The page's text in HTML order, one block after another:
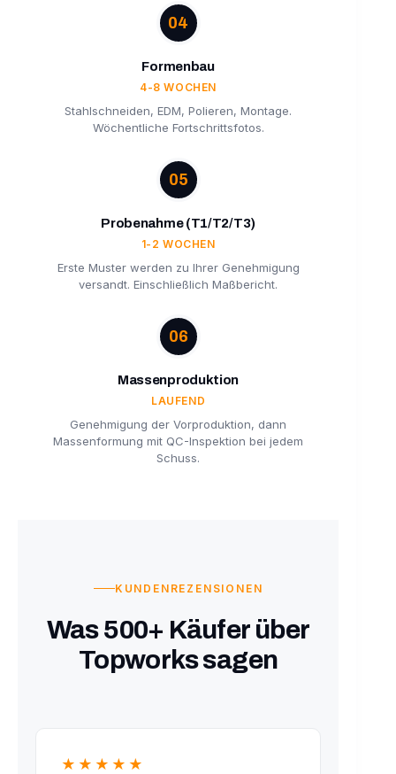
04
Formenbau
4-8 WOCHEN
Stahlschneiden, EDM, Polieren, Montage.
Wöchentliche Fortschrittsfotos.
05
Probenahme (T1/T2/T3)
1-2 WOCHEN
Erste Muster werden zu Ihrer Genehmigung
versandt. Einschließlich Maßbericht.
06
Massenproduktion
LAUFEND
Genehmigung der Vorproduktion, dann
Massenformung mit QC-Inspektion bei jedem
Schuss.
KUNDENREZENSIONEN
Was 500+ Käufer über
Topworks sagen
★★★★★